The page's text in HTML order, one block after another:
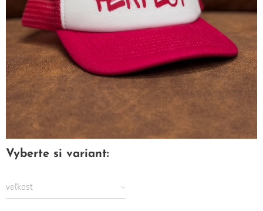
Vyberte si variant:
veľkosť